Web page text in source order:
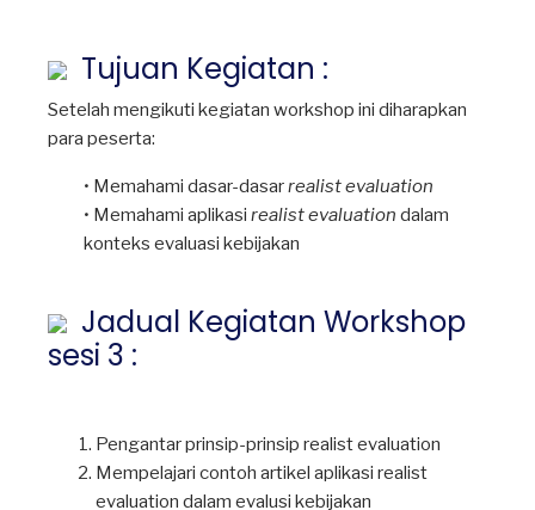
Tujuan Kegiatan :
Setelah mengikuti kegiatan workshop ini diharapkan
para peserta:
• Memahami dasar-dasarrealist evaluation
• Memahami aplikasi realist evaluation dalam
konteks evaluasi kebijakan
Jadual Kegiatan Workshop
sesi 3 :
Pengantar prinsip-prinsip realist evaluation
Mempelajari contoh artikel aplikasi realist
evaluation dalam evalusi kebijakan